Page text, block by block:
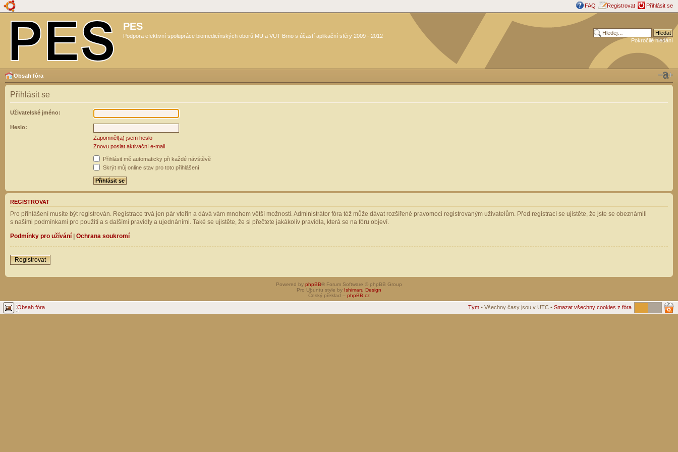
FAQ Registrovat Přihlásit se
PES
Podpora efektivní spolupráce biomedicínských oborů MU a VUT Brno s účastí aplikační sféry 2009 - 2012
Pokročilé hledání
Obsah fóra
Přihlásit se
Uživatelské jméno:
Heslo:
Zapomněl(a) jsem heslo
Znovu poslat aktivační e-mail
Přihlásit mě automaticky při každé návštěvě
Skrýt můj online stav pro toto přihlášení
REGISTROVAT
Pro přihlášení musíte být registrován. Registrace trvá jen pár vteřin a dává vám mnohem větší možnosti. Administrátor fóra též může dávat rozšířené pravomoci registrovaným uživatelům. Před registrací se ujistěte, že jste se obeznámili
s našimi podmínkami pro použití a s dalšími pravidly a ujednáními. Také se ujistěte, že si přečtete jakákoliv pravidla, která se na fóru objeví.
Podmínky pro užívání | Ochrana soukromí
Registrovat
Powered by phpBB® Forum Software © phpBB Group
Pro Ubuntu style by Ishimaru Design
Český překlad – phpBB.cz
Obsah fóra Tým • Všechny časy jsou v UTC • Smazat všechny cookies z fóra